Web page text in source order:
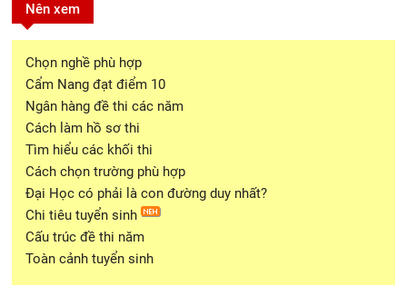
Nên xem
Chọn nghề phù hợp
Cẩm Nang đạt điểm 10
Ngân hàng đề thi các năm
Cách làm hồ sơ thi
Tìm hiểu các khối thi
Cách chọn trường phù hợp
Đại Học có phải là con đường duy nhất?
Chi tiêu tuyển sinh
Cấu trúc đề thi năm
Toàn cảnh tuyển sinh